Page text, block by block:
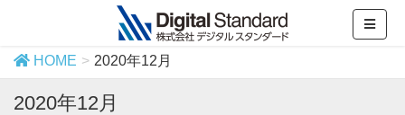
HOME 2020年12月
2020年12月